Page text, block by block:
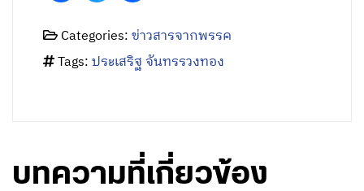
Categories:ข่าวสารจากพรรค
Tags:ประเสริฐ จันทรรวงทอง
บทความที่เกี่ยวข้อง